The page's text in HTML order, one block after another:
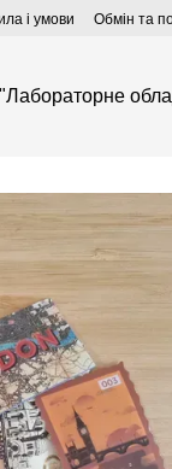
і умови Обмін та
Лабораторне